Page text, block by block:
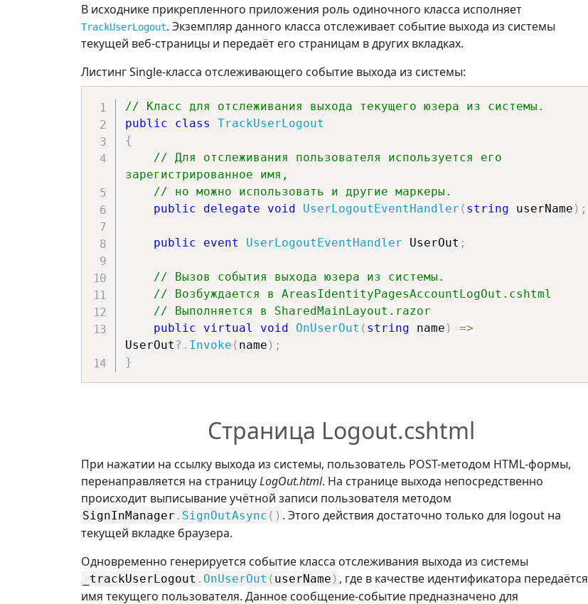
В исходнике прикрепленного приложения роль одиночного класса исполняет
TrackUserLogout. Экземпляр данного класса отслеживает событие выхода из системы
текущей веб-страницы и передаёт его страницам в других вкладках.
Листинг Single-класса отслеживающего событие выхода из системы:
// Класс для отслеживания выхода текущего юзера из системы.
public
class
TrackUserLogout
{
// Для отслеживания пользователя используется его
зарегистрированное имя,
// но можно использовать и другие маркеры.
public
delegate void UserLogoutEventHandler ( string userName ) ;
public event UserLogoutEventHandler UserOut ;
// Вызов события выхода юзера из системы.
// Возбуждается в AreasIdentityPagesAccountLogOut.cshtml
// Выполняется в SharedMainLayout.razor
public
virtual void OnUserOut ( string name )
=>
UserOut ?. Invoke ( name ) ;
}
Страница Logout.cshtml
При нажатии на ссылку выхода из системы, пользователь POST-методом HTML-формы,
перенаправляется на страницуLogOut.html. На странице выхода непосредственно
происходит выписывание учётной записи пользователя методом
SignInManager . SignOutAsync ( ) . Этого действия достаточно только для logout на
текущей вкладке браузера.
Одновременно генерируется событие класса отслеживания выхода из системы
_trackUserLogout . OnUserOut ( userName ) , где в качестве идентификатора передаётся
имя текущего пользователя. Данное сообщение-событие предназначено для